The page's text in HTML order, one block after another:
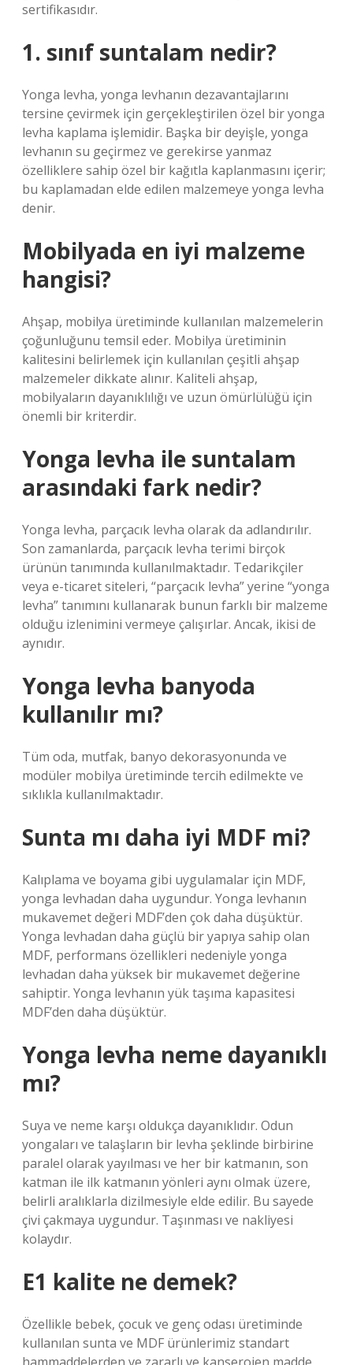
sertifikasıdır.
1. sınıf suntalam nedir?
Yonga levha, yonga levhanın dezavantajlarını
tersine çevirmek için gerçekleştirilen özel bir yonga
levha kaplama işlemidir. Başka bir deyişle, yonga
levhanın su geçirmez ve gerekirse yanmaz
özelliklere sahip özel bir kağıtla kaplanmasını içerir;
bu kaplamadan elde edilen malzemeye yonga levha
denir.
Mobilyada en iyi malzeme
hangisi?
Ahşap, mobilya üretiminde kullanılan malzemelerin
çoğunluğunu temsil eder. Mobilya üretiminin
kalitesini belirlemek için kullanılan çeşitli ahşap
malzemeler dikkate alınır. Kaliteli ahşap,
mobilyaların dayanıklılığı ve uzun ömürlülüğü için
önemli bir kriterdir.
Yonga levha ile suntalam
arasındaki fark nedir?
Yonga levha, parçacık levha olarak da adlandırılır.
Son zamanlarda, parçacık levha terimi birçok
ürünün tanımında kullanılmaktadır. Tedarikçiler
veya e-ticaret siteleri, “parçacık levha” yerine “yonga
levha” tanımını kullanarak bunun farklı bir malzeme
olduğu izlenimini vermeye çalışırlar. Ancak, ikisi de
aynıdır.
Yonga levha banyoda
kullanılır mı?
Tüm oda, mutfak, banyo dekorasyonunda ve
modüler mobilya üretiminde tercih edilmekte ve
sıklıkla kullanılmaktadır.
Sunta mı daha iyi MDF mi?
Kalıplama ve boyama gibi uygulamalar için MDF,
yonga levhadan daha uygundur. Yonga levhanın
mukavemet değeri MDF’den çok daha düşüktür.
Yonga levhadan daha güçlü bir yapıya sahip olan
MDF, performans özellikleri nedeniyle yonga
levhadan daha yüksek bir mukavemet değerine
sahiptir. Yonga levhanın yük taşıma kapasitesi
MDF’den daha düşüktür.
Yonga levha neme dayanıklı
mı?
Suya ve neme karşı oldukça dayanıklıdır. Odun
yongaları ve talaşların bir levha şeklinde birbirine
paralel olarak yayılması ve her bir katmanın, son
katman ile ilk katmanın yönleri aynı olmak üzere,
belirli aralıklarla dizilmesiyle elde edilir. Bu sayede
çivi çakmaya uygundur. Taşınması ve nakliyesi
kolaydır.
E1 kalite ne demek?
Özellikle bebek, çocuk ve genç odası üretiminde
kullanılan sunta ve MDF ürünlerimiz standart